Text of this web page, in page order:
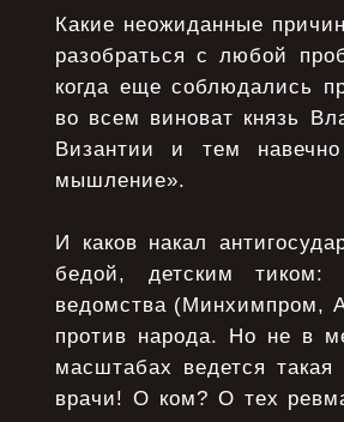
Какие неожиданные
разобраться с любой
когда еще соблюдались
во всем виноват князь
Византии и тем
мышление».
И каков накал
бедой, детским
ведомства (Минхимпром,
против народа. Но не в
масштабах ведется
врачи! О ком? О тех